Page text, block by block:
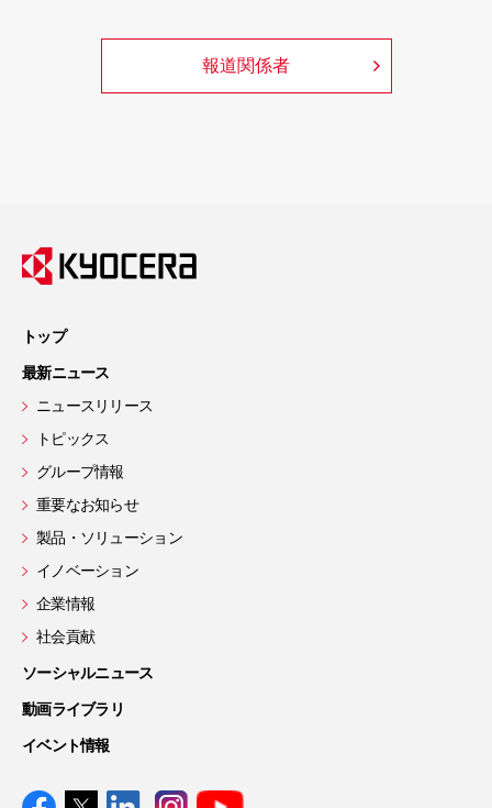
報道関係者
トップ
最新ニュース
ニュースリリース
トピックス
グループ情報
重要なお知らせ
製品・ソリューション
イノベーション
企業情報
社会貢献
ソーシャルニュース
動画ライブラリ
イベント情報